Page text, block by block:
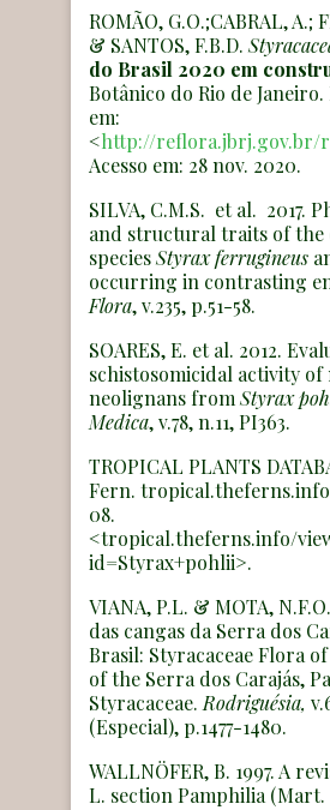
ROMÃO, G.O.;CABRAL, A.;
& SANTOS, F.B.D.
do Brasil 2020 em
Botânico do Rio de
em:
<http://reflora.jbrj.gov.br/
Acesso em: 28 nov. 2020.
SILVA, C.M.S. et al. 2017.
and structural traits of the
speciesStyrax ferrugineus
occurring in contrasting
Flora, v.235, p.51-58.
SOARES, E. et al. 2012.
schistosomicidal activity
neolignans from Styrax
Medica, v.78, n.11, PI363.
TROPICAL PLANTS
Fern.
08.
<tropical.theferns.info/
id=Styrax+pohlii>.
VIANA, P.L. & MOTA,
das cangas da Serra dos
Brasil: Styracaceae Flora
of the Serra dos Carajás,
Styracaceae. Rodriguésia,
(Especial), p.1477-1480.
WALLNÖFER, B. 1997. A
L. section Pamphilia (Mart.